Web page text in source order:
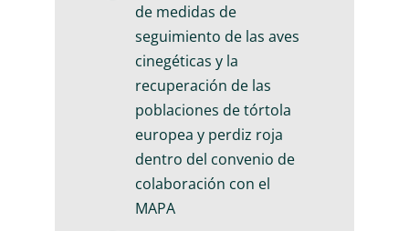
de medidas de
seguimiento de las aves
cinegéticas y la
recuperación de las
poblaciones de tórtola
europea y perdiz roja
dentro del convenio de
colaboración con el
MAPA